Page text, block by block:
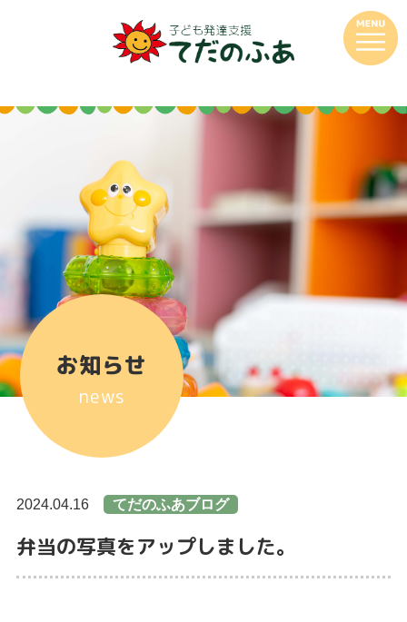
お知らせ
news
2024.04.16 てだのふあブログ
弁当の写真をアップしました。